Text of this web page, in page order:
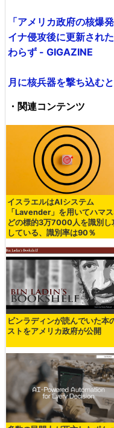
「アメリカ政府の核爆
イナ侵攻後に更新され
わらず - GIGAZINE
月に核兵器を撃ち込む
・関連コンテンツ
イスラエルはAIシステム
「Lavender」を用いてハマ
どの標的3万7000人を識別し
している、識別率は90％
ビンラディンが読んでいた本
ストをアメリカ政府が公開